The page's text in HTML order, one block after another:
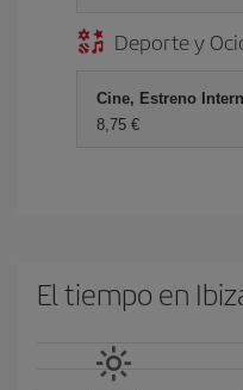
Deporte y
Cine, Estreno
8,75 €
El tiempo en